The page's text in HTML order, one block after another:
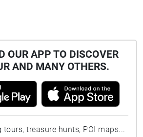
OUR APP TO DISCOVER
AND MANY OTHERS.
tours, treasure hunts, POI maps...